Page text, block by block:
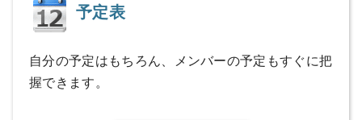
予定表
自分の予定はもちろん、メンバーの予定もすぐに把
握できます。